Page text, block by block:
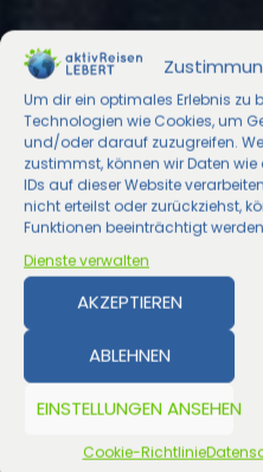
Um dir ein optimales Erlebnis zu
Technologien wie Cookies, um
und/oder darauf zuzugreifen.
zustimmst, können wir Daten
IDs auf dieser Website
nicht erteilst oder zurückziehst,
Funktionen beeinträchtigt
Dienste verwalten
AKZEPTIEREN
ABLEHNEN
EINSTELLUNGEN ANSEHEN
Cookie-Richtlinie